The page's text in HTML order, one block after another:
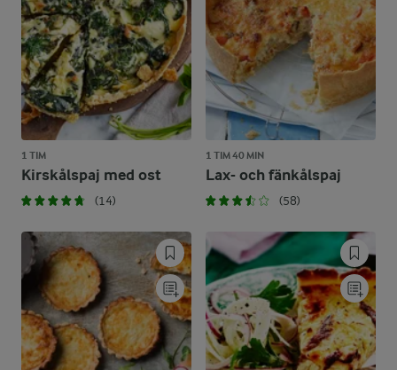
1 TIM
Kirskålspaj med ost
(14)
1 TIM 40 MIN
Lax- och fänkålspaj
(58)